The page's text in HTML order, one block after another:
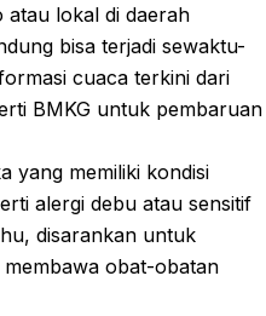
lokal di daerah
bisa terjadi sewaktu-
cuaca terkini dari
BMKG untuk pembaruan
yang memiliki kondisi
alergi debu atau sensitif
disarankan untuk
obat-obatan